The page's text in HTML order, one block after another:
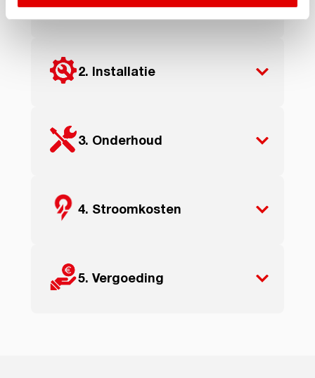
2. Installatie
3. Onderhoud
4. Stroomkosten
5. Vergoeding